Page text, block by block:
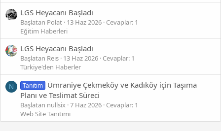
LGS Heyacanı Başladı
Başlatan Polat 13 Haz 2026 Cevaplar: 1
Eğitim Haberleri
LGS Heyacanı Başladı
Başlatan Reis 13 Haz 2026 Cevaplar: 1
Türkiye'den Haberler
N Tanıtım Ümraniye Çekmeköy ve Kadıköy için Taşıma
Planı ve Teslimat Süreci
Başlatan nullsix 7 Haz 2026 Cevaplar: 1
Web Site Tanıtımı